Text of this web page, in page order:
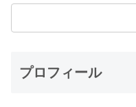
プロフィール